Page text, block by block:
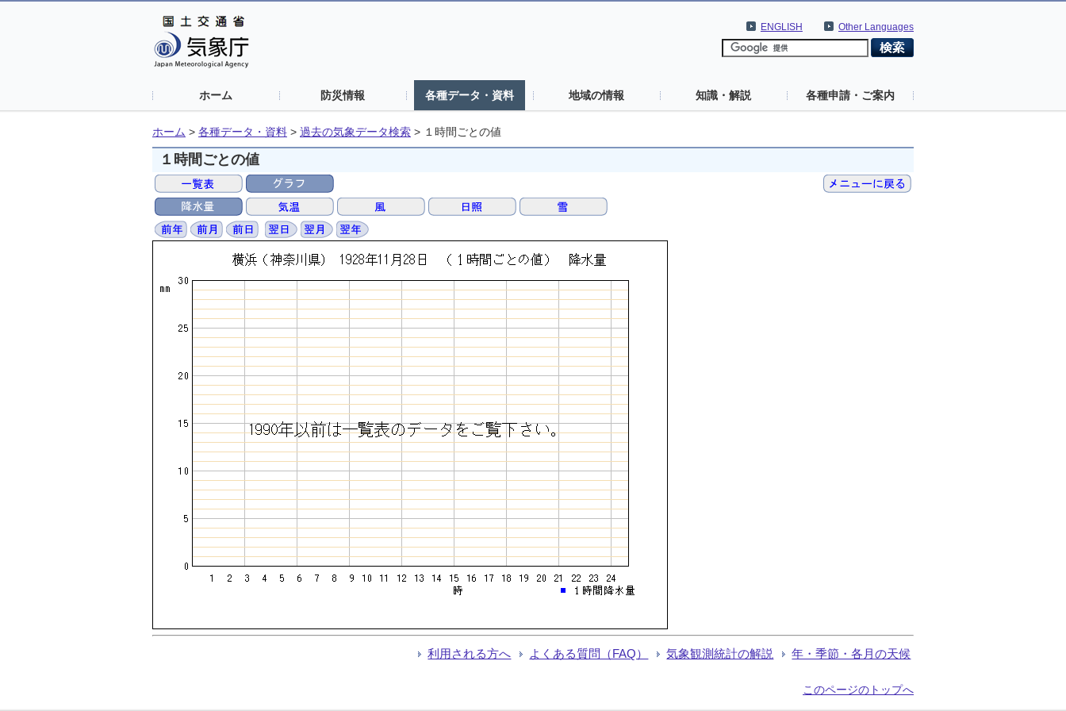
Other Languages
ENGLISH
ホーム 防災情報 各種データ・資料 地域の情報 知識・解説 各種申請・ご案内
ホーム > 各種データ・資料 > 過去の気象データ検索 > １時間ごとの値
１時間ごとの値
利用される方へ よくある質問（FAQ） 気象観測統計の解説 年・季節・各月の天候
このページのトップへ